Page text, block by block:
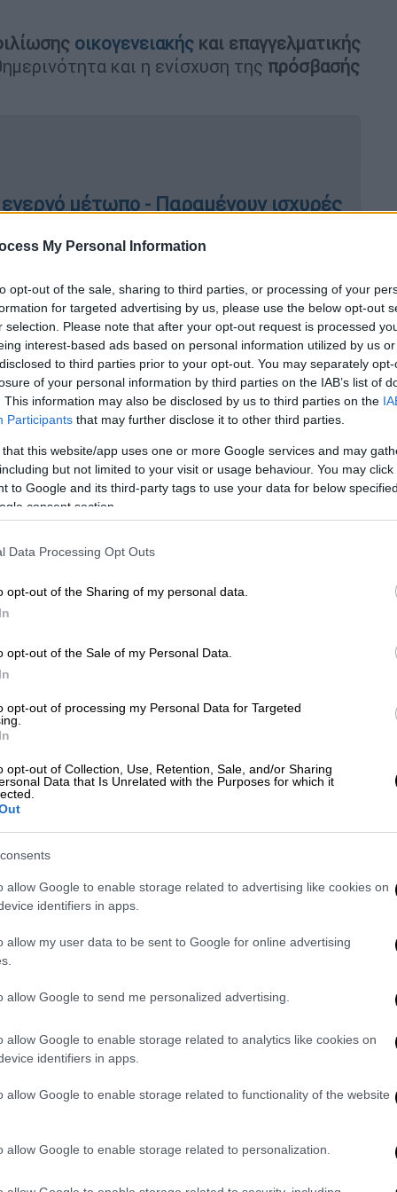
My Personal Information
opt-out of the sale, sharing to third parties, or processing of your
for targeted advertising by us, please use the below opt-out
selection. Please note that after your opt-out request is processed
interest-based ads based on personal information utilized by us
to third parties prior to your opt-out. You may separately
of your personal information by third parties on the IAB’s list of
This information may also be disclosed by us to third parties on the
Participants that may further disclose it to other third parties.
that this website/app uses one or more Google services and may
but not limited to your visit or usage behaviour. You may
to Google and its third-party tags to use your data for below
consent section.
Data Processing Opt Outs
opt-out of the Sharing of my personal data.
opt-out of the Sale of my Personal Data.
opt-out of processing my Personal Data for Targeted
opt-out of Collection, Use, Retention, Sale, and/or Sharing
Data that Is Unrelated with the Purposes for which it
allow Google to enable storage related to advertising like cookies on
identifiers in apps.
allow my user data to be sent to Google for online advertising
allow Google to send me personalized advertising.
allow Google to enable storage related to analytics like cookies on
identifiers in apps.
allow Google to enable storage related to functionality of the website
allow Google to enable storage related to personalization.
οικογενειακής και επαγγελματικής
και η ενίσχυση της πρόσβασής
μέτωπο - Παραμένουν ισχυρές
οι τοξικολογικές εξετάσεις
- Ενημερώθηκαν για τον θάνατο
και έως 300 ευρώ μηνιαίως για μερική
Κοινωνικής Συνοχής και Οικογένειας
πρόσωπα που είναι εγγεγραμμένα στο
έχουν και πρόσωπα του
εφόσον πληρούν τις προβλεπόμενες
πως δικαίωμα συμμετοχής έχουν
βρεφών και νηπίων από
2 μηνών έως
ή σπουδάζουν. Ανάμεσα στους
μητέρες, ανεξάρτητα από τη μορφή
στο